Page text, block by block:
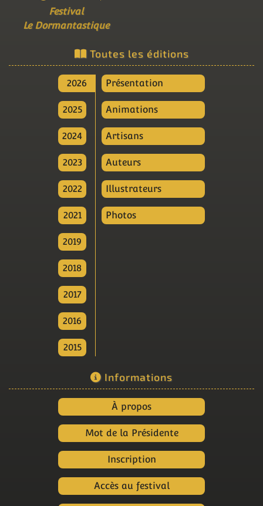
Festival
Le Dormantastique
Toutes les éditions
2026
2025
2024
2023
2022
2021
2019
2018
2017
2016
2015
Présentation
Animations
Artisans
Auteurs
Illustrateurs
Photos
Informations
À propos
Mot de la Présidente
Inscription
Accès au festival